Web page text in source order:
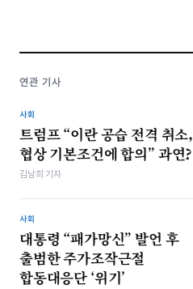
연관 기사
사회
트럼프 “이란 공습 전격 취소,
협상 기본조건에 합의” 과연?
김남희 기자
사회
대통령 “패가망신” 발언 후
출범한 주가조작근절
합동대응단 ‘위기’